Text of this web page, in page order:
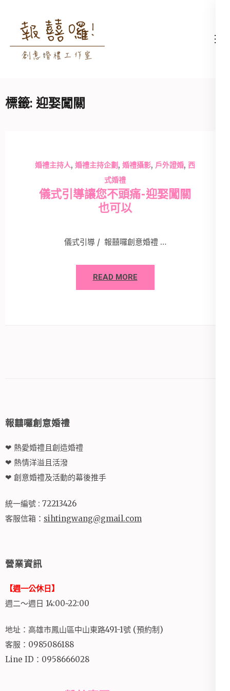
content
(Press
高雄婚禮主持│婚禮攝影
高雄婚禮主持、推薦婚禮主持、
標籤: 迎娶闖關
婚禮主持人, 婚禮主持企劃 , 婚禮攝影, 戶外證婚, 西
式婚禮
儀式引導讓您不頭痛-迎娶闖關
也可以
儀式引導 / 報囍囉創意婚禮 …
READ MORE
報囍囉創意婚禮
❤ 熱愛婚禮且創造婚禮
❤ 熱情洋溢且活潑
❤ 創意婚禮及活動的幕後推手
統一編號 : 72213426
客服信箱： sihtingwang@gmail.com
營業資訊
【週一公休日】
週二～週日 14:00~22:00
地址：高雄市鳳山區中山東路491-1號 (預約制)
客服：0985086188
Line ID：0958666028